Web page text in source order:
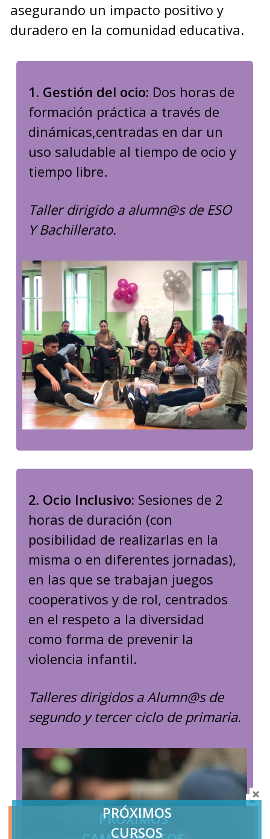
asegurando un impacto positivo y
duradero en la comunidad educativa.
1. Gestión del ocio: Dos horas de
formación práctica a través de
dinámicas,centradas en dar un
uso saludable al tiempo de ocio y
tiempo libre.
Taller dirigido a alumn@s de ESO
Y Bachillerato.
2. Ocio Inclusivo: Sesiones de 2
horas de duración (con
posibilidad de realizarlas en la
misma o en diferentes jornadas),
en las que se trabajan juegos
cooperativos y de rol, centrados
en el respeto a la diversidad
como forma de prevenir la
violencia infantil.
Talleres dirigidos a Alumn@s de
segundo y tercer ciclo de primaria.
PRÓXIMOS
PRÓXIMOS
CURSOS